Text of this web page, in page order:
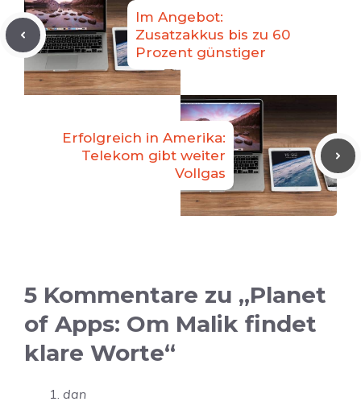
Im Angebot:
Zusatzakkus bis zu 60
Prozent günstiger
Erfolgreich in Amerika:
Telekom gibt weiter
Vollgas
5 Kommentare zu „Planet
of Apps: Om Malik findet
klare Worte“
dan